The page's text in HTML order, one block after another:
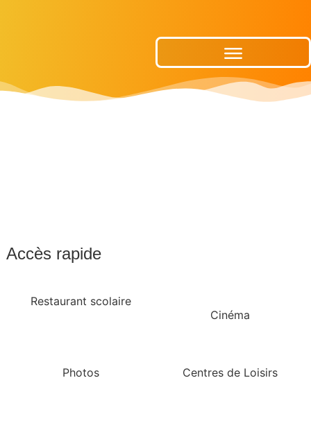
Accès rapide
Restaurant scolaire
Cinéma
Photos Centres de Loisirs